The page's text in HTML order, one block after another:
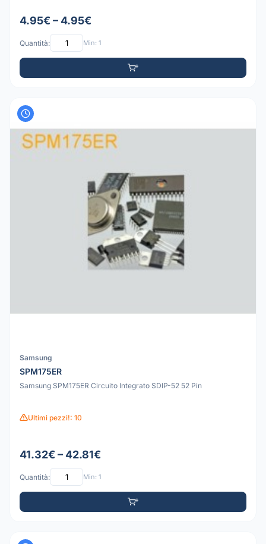
4.95€ – 4.95€
Quantità: Min: 1
Samsung
SPM175ER
Samsung SPM175ER Circuito Integrato SDIP-52 52 Pin
Ultimi pezzi!: 10
41.32€ – 42.81€
Quantità: Min: 1